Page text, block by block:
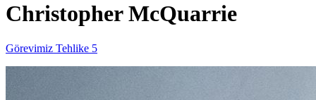
Christopher McQuarrie
Görevimiz Tehlike 5